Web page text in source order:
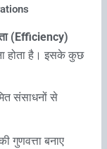
(Efficiency)
होता है। इसके कुछ
संसाधनों से
गुणवत्ता बनाए